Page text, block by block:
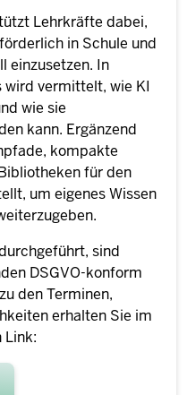
Lehrkräfte dabei,
in Schule und
einzusetzen. In
wird vermittelt, wie KI
wie sie
kann. Ergänzend
kompakte
für den
um eigenes Wissen
sind
DSGVO-konform
den Terminen,
erhalten Sie im
Link: